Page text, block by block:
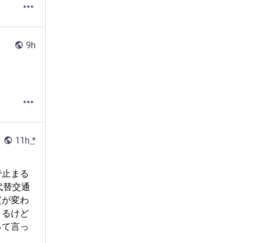
9h
11h *
まる
交通
変わ
けど
言っ